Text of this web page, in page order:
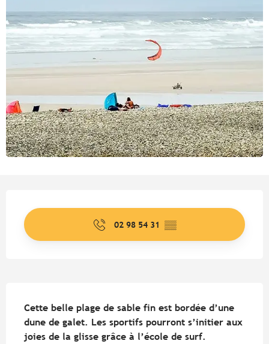
02 98 54 31 ▒▒
Cette belle plage de sable fin est bordée d’une
dune de galet. Les sportifs pourront s’initier aux
joies de la glisse grâce à l’école de surf.